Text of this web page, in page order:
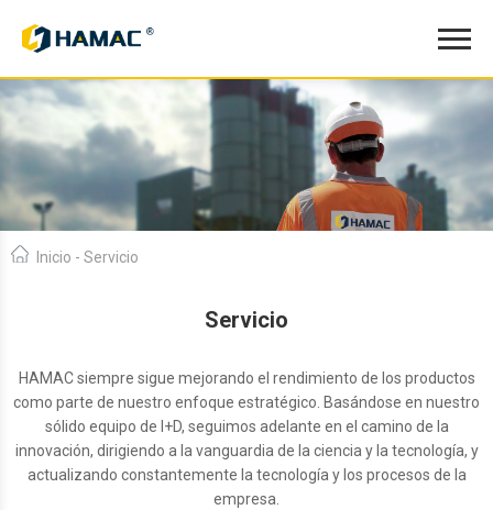
Inicio - Servicio
Servicio
HAMAC siempre sigue mejorando el rendimiento de los productos
como parte de nuestro enfoque estratégico. Basándose en nuestro
sólido equipo de I+D, seguimos adelante en el camino de la
innovación, dirigiendo a la vanguardia de la ciencia y la tecnología, y
actualizando constantemente la tecnología y los procesos de la
empresa.